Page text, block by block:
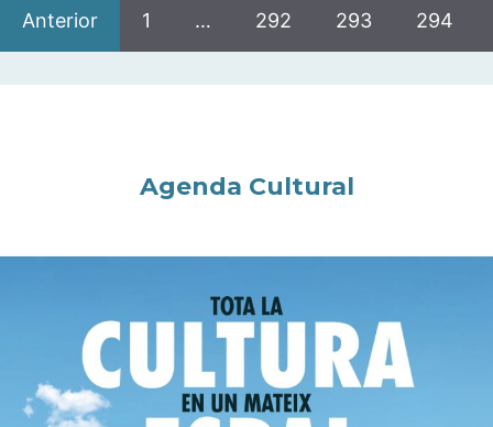
Anterior 1 … 292 293 294
Agenda Cultural